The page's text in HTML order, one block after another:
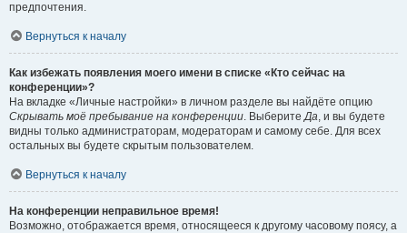
предпочтения.
Вернуться к началу
Как избежать появления моего имени в списке «Кто сейчас на
конференции»?
На вкладке «Личные настройки» в личном разделе вы найдёте опцию
Скрывать моё пребывание на конференции. ВыберитеДа, и вы будете
видны только администраторам, модераторам и самому себе. Для всех
остальных вы будете скрытым пользователем.
Вернуться к началу
На конференции неправильное время!
Возможно, отображается время, относящееся к другому часовому поясу, а